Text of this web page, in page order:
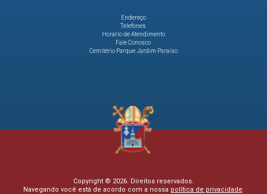
Endereço
Telefones
Horário de Atendimento
Fale Conosco
Cemitério Parque Jardim Paraíso
Copyright © 2026. Direitos reservados.
Navegando você está de acordo com a nossa política de privacidade.